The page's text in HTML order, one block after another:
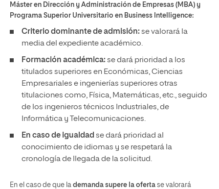
Máster en Dirección y Administración de Empresas (MBA) y
Programa Superior Universitario en Business Intelligence:
Criterio dominante de admisión: se valorará la
media del expediente académico.
Formación académica: se dará prioridad a los
titulados superiores en Económicas, Ciencias
Empresariales e ingenierías superiores otras
titulaciones como, Física, Matemáticas, etc., seguido
de los ingenieros técnicos Industriales, de
Informática y Telecomunicaciones.
En caso de igualdad se dará prioridad al
conocimiento de idiomas y se respetará la
cronología de llegada de la solicitud.
En el caso de que la demanda supere la oferta se valorará